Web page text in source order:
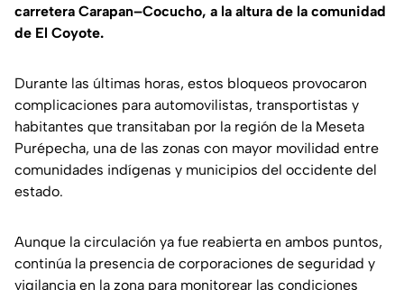
carretera Carapan–Cocucho, a la altura de la comunidad
de El Coyote.
Durante las últimas horas, estos bloqueos provocaron
complicaciones para automovilistas, transportistas y
habitantes que transitaban por la región de la Meseta
Purépecha, una de las zonas con mayor movilidad entre
comunidades indígenas y municipios del occidente del
estado.
Aunque la circulación ya fue reabierta en ambos puntos,
continúa la presencia de corporaciones de seguridad y
vigilancia en la zona para monitorear las condiciones